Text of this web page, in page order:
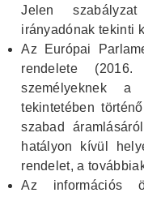
Jelen
irányadónak tekinti
Az Európai
rendelete
személyeknek a
tekintetében
szabad
hatályon kívül
rendelet, a
Az információs